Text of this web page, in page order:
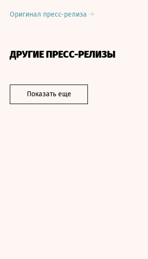
Оригинал пресс-релиза
ДРУГИЕ ПРЕСС-РЕЛИЗЫ
Показать еще